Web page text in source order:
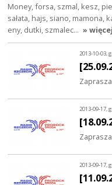
Money, forsa, szmal, kesz,
sałata, hajs, siano, mamona,
eny, dutki, szmalec… » więcej
2013-10-03,
2013-09-17,
2013-09-17,